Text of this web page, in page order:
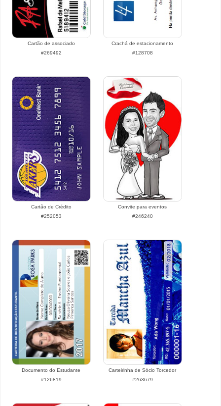
Cartão de associado
#269492
Crachá de estacionamento
#128708
Cartão de Crédito
#252053
Convite para eventos
#246240
Documento do Estudante
#126819
Carteirinha de Sócio Torcedor
#263679